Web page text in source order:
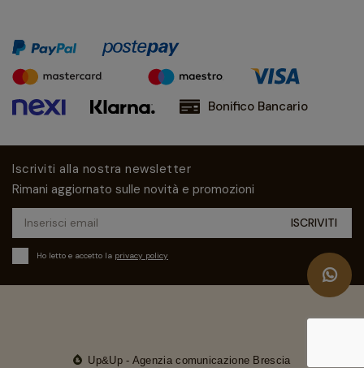
Bonifico Bancario
Iscriviti alla nostra newsletter
Rimani aggiornato sulle novità e promozioni
Ho letto e accetto la privacy policy
Up&Up - Agenzia comunicazione Brescia